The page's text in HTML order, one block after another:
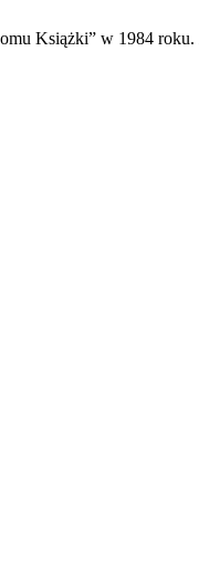
Książki” w 1984 roku.